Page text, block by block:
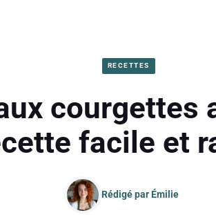
RECETTES
courgettes
facile et
Rédigé par Émilie